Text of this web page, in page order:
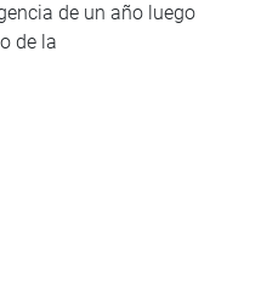
de un año luego
de la